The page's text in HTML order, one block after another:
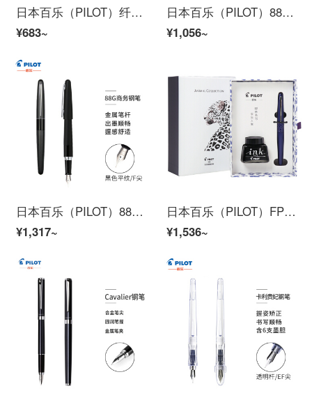
日本百乐（PILOT）纤扬长笔杆钢笔 男女手绘速写练字学生成人钢笔 EF尖 黑色 DPP-70-B-EF原装进口
¥683~
日本百乐（PILOT）88G钢笔商务签字笔 金属笔杆墨水笔练字学生钢笔礼盒FP-MR3 橙色花朵F尖
¥1,056~
日本百乐（PILOT）88G钢笔学生书法练字笔 商务签字笔（含旋转上墨器）金属笔杆 黑色平纹 F尖
¥1,317~
日本百乐（PILOT）FPMR2钢笔签字笔礼盒墨水套装 88G钢笔学生书法练字办公 野性气息 紫色豹纹F尖
¥1,536~